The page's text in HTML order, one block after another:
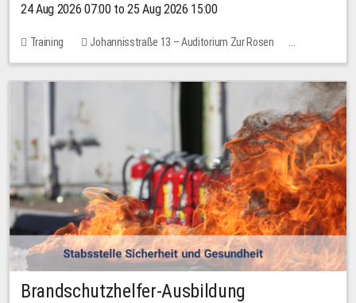
24 Aug 2026 07:00 to 25 Aug 2026 15:00
Training
Johannisstraße 13 – Auditorium Zur Rosen
No free places
Brandschutzhelfer-Ausbildung